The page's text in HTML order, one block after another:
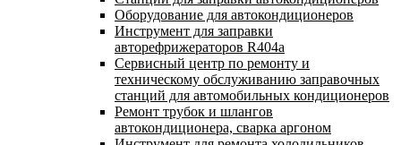
Оборудование для автокондиционеров
Инструмент для заправки
авторефрижераторов R404a
Сервисный центр по ремонту и
техническому обслуживанию заправочных
станций для автомобильных кондиционеров
Ремонт трубок и шлангов
автокондиционера, сварка аргоном